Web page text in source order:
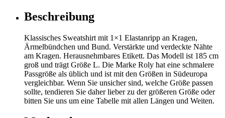
Beschreibung
Klassisches Sweatshirt mit 1×1 Elastanripp an Kragen,
Ärmelbündchen und Bund. Verstärkte und verdeckte Nähte
am Kragen. Herausnehmbares Etikett. Das Modell ist 185 cm
groß und trägt Größe L. Die Marke Roly hat eine schmalere
Passgröße als üblich und ist mit den Größen in Südeuropa
vergleichbar. Wenn Sie unsicher sind, welche Größe passen
sollte, tendieren Sie daher lieber zu der größeren Größe oder
bitten Sie uns um eine Tabelle mit allen Längen und Weiten.